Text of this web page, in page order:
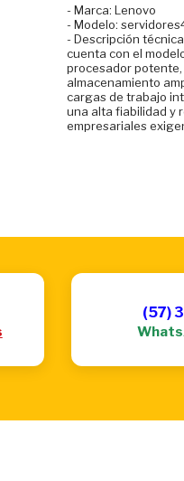
- Marca: Lenovo
- Modelo:
- Descripción
cuenta con el
procesador
almacenamiento
cargas de trabajo
una alta fiabilidad y
empresariales
(57)